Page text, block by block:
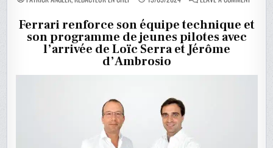
SERRA
Ferrari renforce son équipe technique et
son programme de jeunes pilotes avec
l’arrivée de Loïc Serra et Jérôme
d’Ambrosio